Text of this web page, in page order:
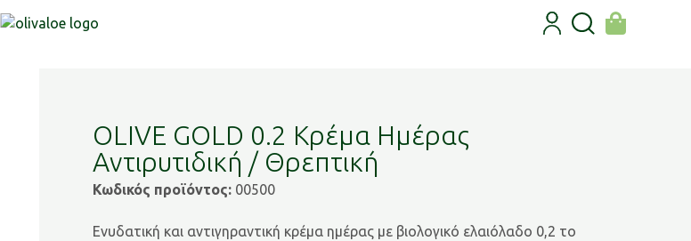
OLIVE GOLD 0.2 Κρέμα Ημέρας
Αντιρυτιδική / Θρεπτική
Κωδικός προϊόντος: 00500
Ενυδατική και αντιγηραντική κρέμα ημέρας με βιολογικό ελαιόλαδο 0,2 το